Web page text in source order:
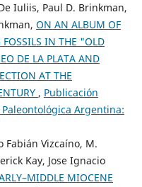
Iuliis, Paul D. Brinkman,
ON AN ALBUM OF
FOSSILS IN THE "OLD
DE LA PLATA AND
AT THE
, Publicación
Argentina:
Fabián Vizcaíno, M.
Kay, Jose Ignacio
MIOCENE